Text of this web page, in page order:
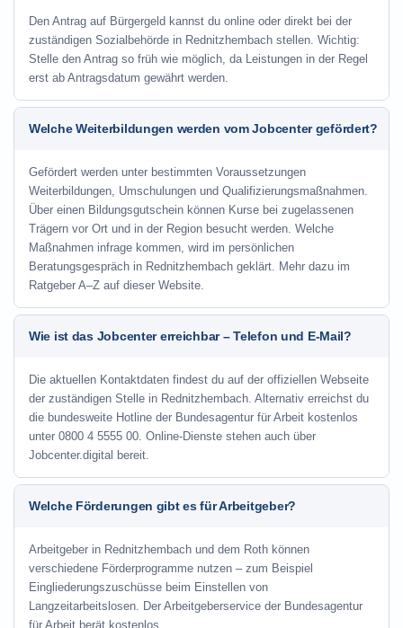
Den Antrag auf Bürgergeld kannst du online oder direkt bei der
zuständigen Sozialbehörde in Rednitzhembach stellen. Wichtig:
Stelle den Antrag so früh wie möglich, da Leistungen in der Regel
erst ab Antragsdatum gewährt werden.
Welche Weiterbildungen werden vom Jobcenter gefördert?
Gefördert werden unter bestimmten Voraussetzungen
Weiterbildungen, Umschulungen und Qualifizierungsmaßnahmen.
Über einen Bildungsgutschein können Kurse bei zugelassenen
Trägern vor Ort und in der Region besucht werden. Welche
Maßnahmen infrage kommen, wird im persönlichen
Beratungsgespräch in Rednitzhembach geklärt. Mehr dazu im
Ratgeber A–Z auf dieser Website.
Wie ist das Jobcenter erreichbar – Telefon und E-Mail?
Die aktuellen Kontaktdaten findest du auf der offiziellen Webseite
der zuständigen Stelle in Rednitzhembach. Alternativ erreichst du
die bundesweite Hotline der Bundesagentur für Arbeit kostenlos
unter 0800 4 5555 00. Online-Dienste stehen auch über
Jobcenter.digital bereit.
Welche Förderungen gibt es für Arbeitgeber?
Arbeitgeber in Rednitzhembach und dem Roth können
verschiedene Förderprogramme nutzen – zum Beispiel
Eingliederungszuschüsse beim Einstellen von
Langzeitarbeitslosen. Der Arbeitgeberservice der Bundesagentur
für Arbeit berät kostenlos.